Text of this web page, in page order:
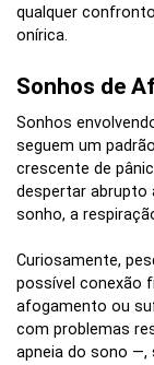
qualquer
onírica.
Sonhos de
Sonhos
seguem um
crescente de
despertar abrupto
sonho, a
Curiosamente,
possível conexão
afogamento ou
com problemas
apneia do sono —,